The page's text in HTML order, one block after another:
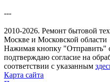
---
2010-2026. Ремонт бытовой
Москве и Московской области
Нажимая кнопку "Отправить"
подтверждаю согласие на
соответствии с указанным
Карта сайта